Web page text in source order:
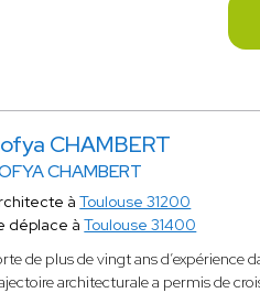
CHAMBERT
CHAMBERT
àToulouse 31200
déplace àToulouse 31400
de plus de vingt ans d’expérience
architecturale a permis de